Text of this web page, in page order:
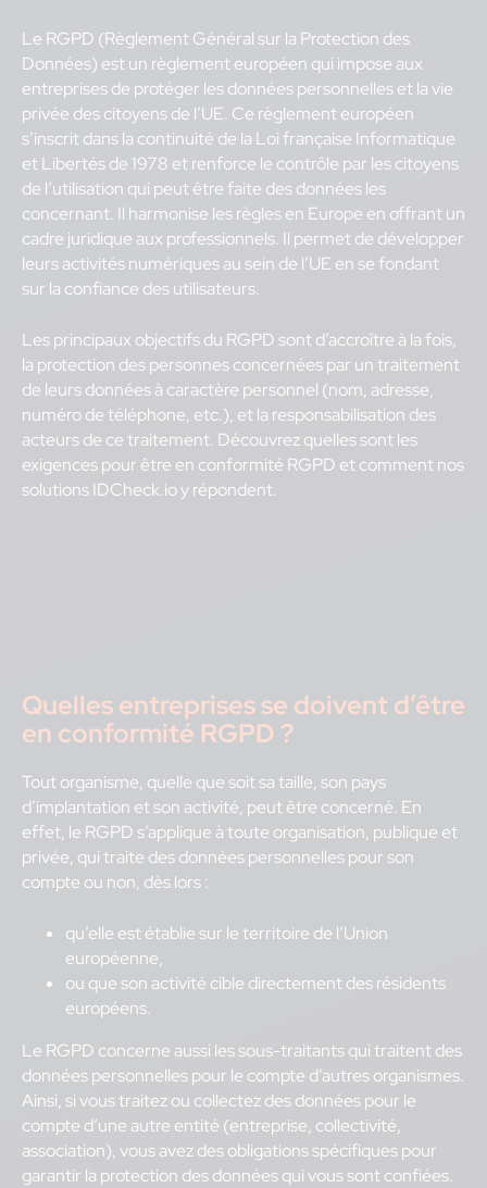
Le RGPD (Règlement Général sur la Protection des
Données) est un règlement européen qui impose aux
entreprises de protéger les données personnelles et la vie
privée des citoyens de l’UE. Ce règlement européen
s’inscrit dans la continuité de la Loi française Informatique
et Libertés de 1978 et renforce le contrôle par les citoyens
de l’utilisation qui peut être faite des données les
concernant. Il harmonise les règles en Europe en offrant un
cadre juridique aux professionnels. Il permet de développer
leurs activités numériques au sein de l’UE en se fondant
sur la confiance des utilisateurs.
Les principaux objectifs du RGPD sont d’accroître à la fois,
la protection des personnes concernées par un traitement
de leurs données à caractère personnel (nom, adresse,
numéro de téléphone, etc.), et la responsabilisation des
acteurs de ce traitement. Découvrez quelles sont les
exigences pour être en conformité RGPD et comment nos
solutions IDCheck.io y répondent.
Quelles entreprises se doivent d’être
en conformité RGPD ?
Tout organisme, quelle que soit sa taille, son pays
d’implantation et son activité, peut être concerné. En
effet, le RGPD s’applique à toute organisation, publique et
privée, qui traite des données personnelles pour son
compte ou non, dès lors :
qu’elle est établie sur le territoire de l’Union
européenne,
ou que son activité cible directement des résidents
européens.
Le RGPD concerne aussi les sous-traitants qui traitent des
données personnelles pour le compte d’autres organismes.
Ainsi, si vous traitez ou collectez des données pour le
compte d’une autre entité (entreprise, collectivité,
association), vous avez des obligations spécifiques pour
garantir la protection des données qui vous sont confiées.